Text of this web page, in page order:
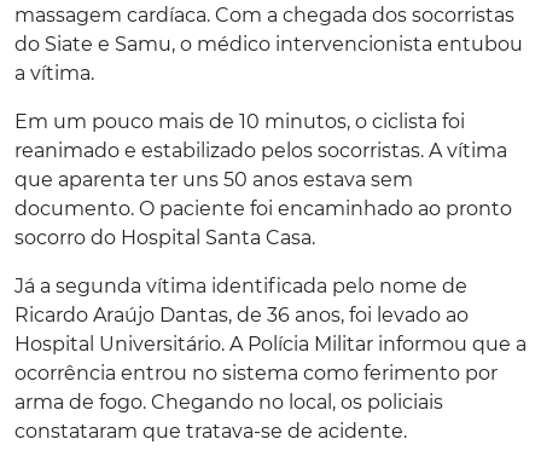
massagem cardíaca. Com a chegada dos socorristas
do Siate e Samu, o médico intervencionista entubou
a vítima.
Em um pouco mais de 10 minutos, o ciclista foi
reanimado e estabilizado pelos socorristas. A vítima
que aparenta ter uns 50 anos estava sem
documento. O paciente foi encaminhado ao pronto
socorro do Hospital Santa Casa.
Já a segunda vítima identificada pelo nome de
Ricardo Araújo Dantas, de 36 anos, foi levado ao
Hospital Universitário. A Polícia Militar informou que a
ocorrência entrou no sistema como ferimento por
arma de fogo. Chegando no local, os policiais
constataram que tratava-se de acidente.